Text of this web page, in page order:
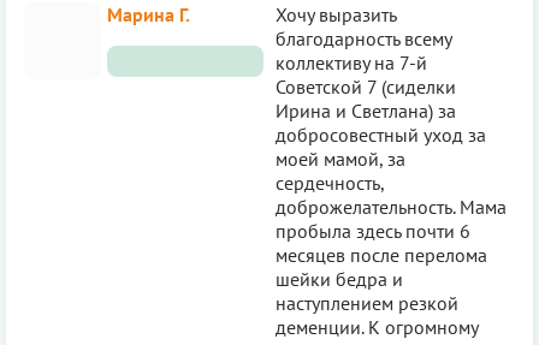
Марина Г.
Хочу выразить
благодарность всему
коллективу на 7-й
Советской 7 (сиделки
Ирина и Светлана) за
добросовестный уход за
моей мамой, за
сердечность,
доброжелательность. Мама
пробыла здесь почти 6
месяцев после перелома
шейки бедра и
наступлением резкой
деменции. К огромному